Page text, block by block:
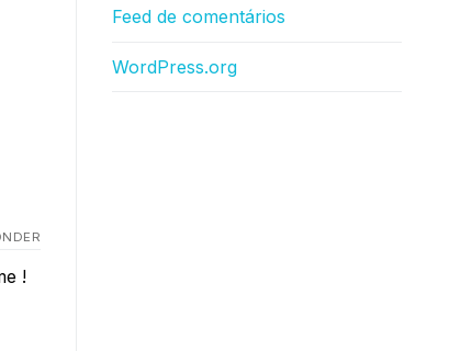
!
Feed de comentários
WordPress.org